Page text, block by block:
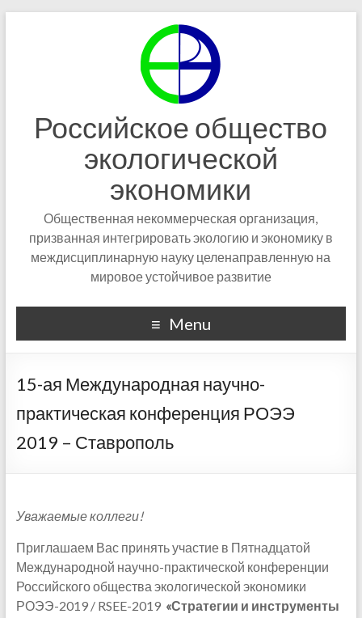
Российское общество
экологической
экономики
Общественная некоммерческая организация,
призванная интегрировать экологию и экономику в
междисциплинарную науку целенаправленную на
мировое устойчивое развитие
Menu
15-ая Международная научно-
практическая конференция РОЭЭ
2019 – Ставрополь
Уважаемые коллеги!
Приглашаем Вас принять участие в Пятнадцатой
Международной научно-практической конференции
Российского общества экологической экономики
РОЭЭ-2019 / RSEE-2019 «Стратегии и инструменты